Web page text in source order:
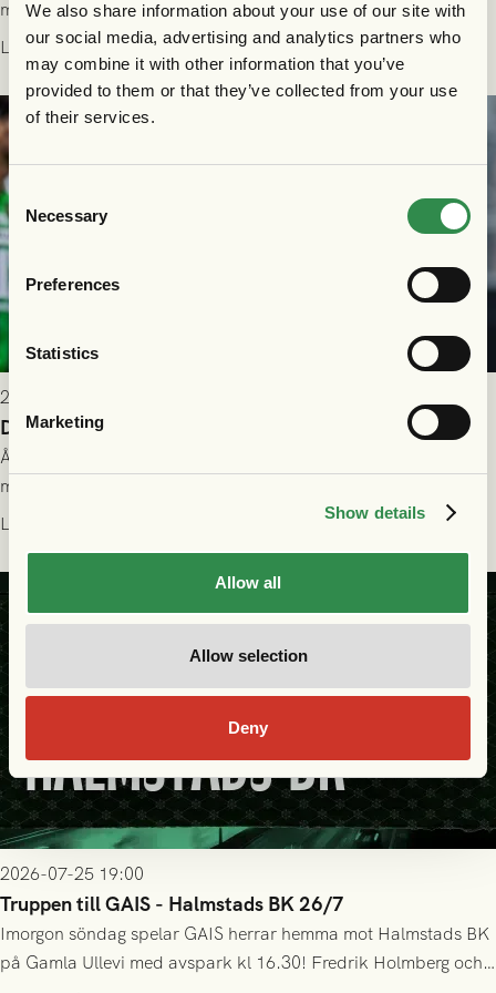
We also share information about your use of our site with
our social media, advertising and analytics partners who
may combine it with other information that you’ve
provided to them or that they’ve collected from your use
of their services.
Consent
Selection
Necessary
Preferences
Statistics
Marketing
Show details
Allow all
Allow selection
Deny
matchbiljett på plats i Danmark, samt vad som gäller för dig
som står på reservlista eller fått förhinder.
Läs mer
2026-07-26 21:00
Delad poäng mot Halmstads BK
Åter i Allsvenskan stod Halmstads BK för motståndet i en
match som vägde tungt till fördel för GAIS, men där poängen
delades efter dramatik på tilläggstid.
Läs mer
2026-07-25 19:00
Truppen till GAIS - Halmstads BK 26/7
Imorgon söndag spelar GAIS herrar hemma mot Halmstads BK
på Gamla Ullevi med avspark kl 16.30! Fredrik Holmberg och